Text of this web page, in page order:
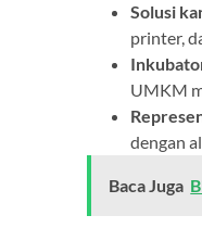
Solusi
printer,
UMKM
dengan
Baca Juga